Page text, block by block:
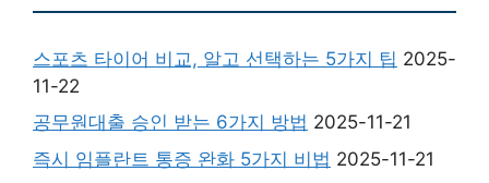
스포츠 타이어 비교, 알고 선택하는 5가지 팁 2025-
11-22
공무원대출 승인 받는 6가지 방법 2025-11-21
즉시 임플란트 통증 완화 5가지 비법 2025-11-21